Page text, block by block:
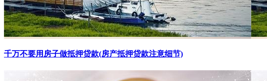
千万不要用房子做抵押贷款(房产抵押贷款注意细节)